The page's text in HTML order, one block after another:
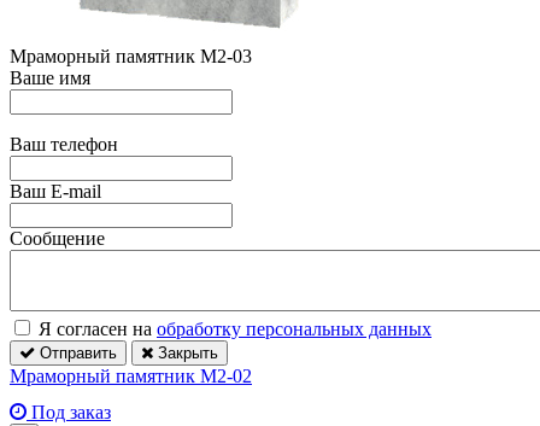
Мраморный памятник М2-03
Ваше имя
Ваш телефон
Ваш E-mail
Сообщение
Я согласен на обработку персональных данных
Отправить Закрыть
Мраморный памятник М2-02
Под заказ